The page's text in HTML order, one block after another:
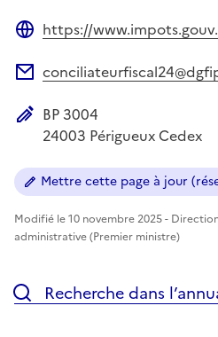
https://
Adresse postale
BP 3004
24003 Périgueux Cedex
Mettre cette page à jour
Modifié le 10 novembre 2025 -
administrative (Premier ministre)
Recherche dans